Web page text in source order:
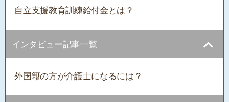
自立支援教育訓練給付金とは？
インタビュー記事一覧
外国籍の方が介護士になるには？